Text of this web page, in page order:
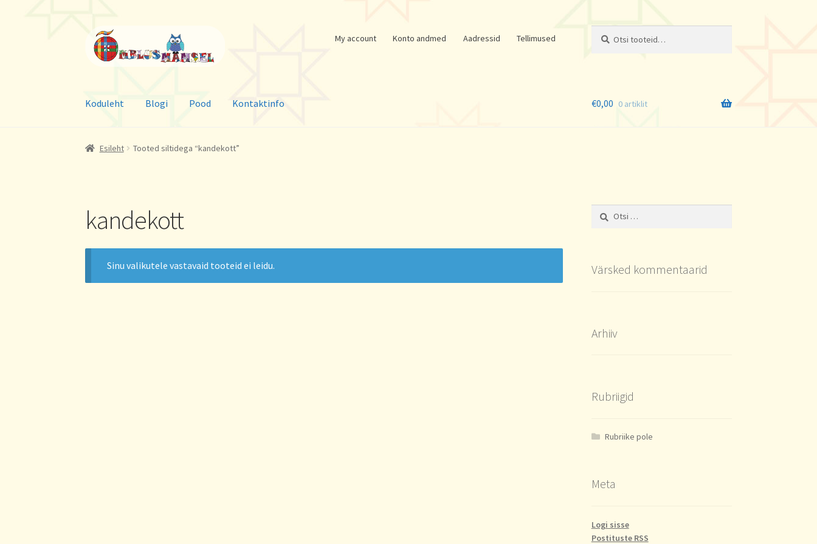
Liigu
navigeerimisele
Liigu
sisu
juurde
My account Konto andmed Aadressid Tellimused
Koduleht Blogi Pood Kontaktinfo €0,00 0 artiklit
Esileht Tooted siltidega “kandekott”
kandekott
Sinu valikutele vastavaid tooteid ei leidu.
Otsi:
Värsked kommentaarid
Arhiiv
Rubriigid
Rubriike pole
Meta
Logi sisse
Postituste RSS